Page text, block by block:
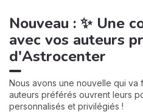
Nouveau : ✨ Une
avec vos auteurs
d'Astrocenter
Nous avons une nouvelle qui
auteurs préférés ouvrent leurs
personnalisés et privilégiés !